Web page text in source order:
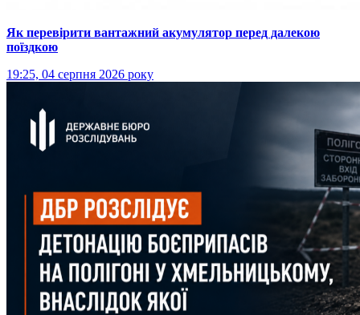
Як перевірити вантажний акумулятор перед далекою
поїздкою
19:25, 04 серпня 2026 року